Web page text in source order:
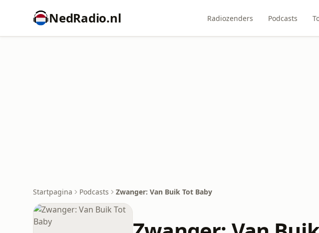
NedRadio.nl Radiozenders Podcasts
Startpagina Podcasts Zwanger: Van Buik Tot Baby